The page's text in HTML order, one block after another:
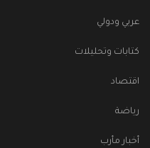
عربي ودولي
كتابات وتحليلات
اقتصاد
رياضة
أخبار مأرب